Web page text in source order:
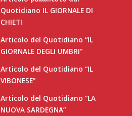
Quotidiano IL GIORNALE DI
CHIETI
Articolo del Quotidiano “IL
GIORNALE DEGLI UMBRI”
Articolo del Quotidiano “IL
VIBONESE”
Articolo del Quotidiano “LA
NUOVA SARDEGNA”